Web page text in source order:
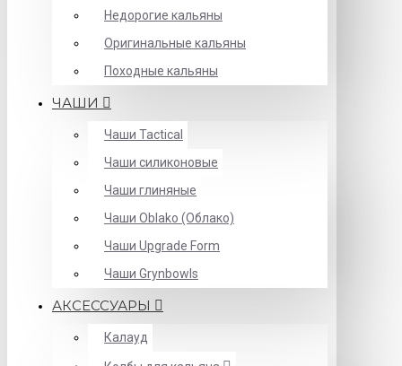
Недорогие кальяны
Оригинальные кальяны
Походные кальяны
ЧАШИ
Чаши Tactical
Чаши силиконовые
Чаши глиняные
Чаши Oblako (Облако)
Чаши Upgrade Form
Чаши Grynbowls
АКСЕССУАРЫ
Калауд